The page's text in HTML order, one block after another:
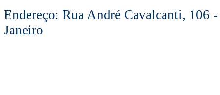
Endereço: Rua André Cavalcanti, 106
Janeiro